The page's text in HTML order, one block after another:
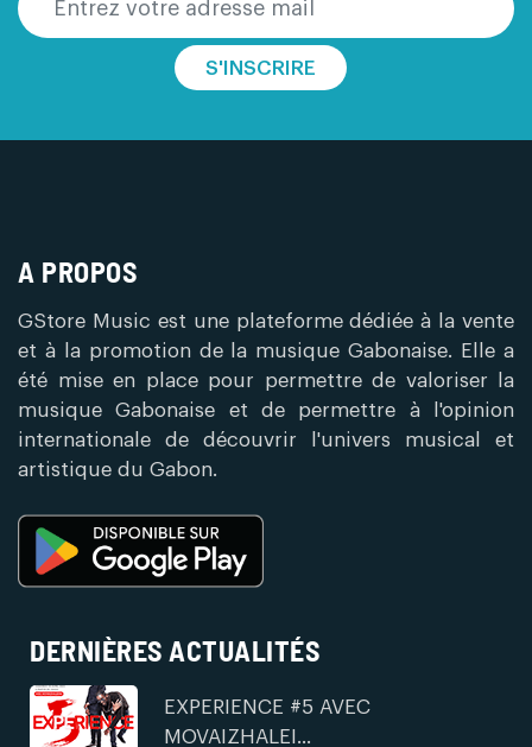
S'INSCRIRE
A PROPOS
GStore Music est une plateforme dédiée à la vente
et à la promotion de la musique Gabonaise. Elle a
été mise en place pour permettre de valoriser la
musique Gabonaise et de permettre à l'opinion
internationale de découvrir l'univers musical et
artistique du Gabon.
DERNIÈRES ACTUALITÉS
EXPERIENCE #5 AVEC
MOVAIZHALEI...